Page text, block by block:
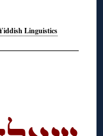
Linguistics